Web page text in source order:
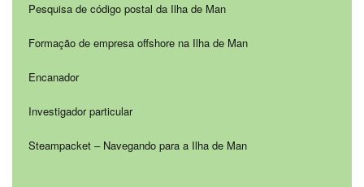
Pesquisa de código postal da Ilha de Man
Formação de empresa offshore na Ilha de Man
Encanador
Investigador particular
Steampacket – Navegando para a Ilha de Man